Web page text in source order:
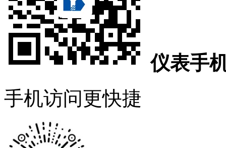
仪表手
手机访问更快捷